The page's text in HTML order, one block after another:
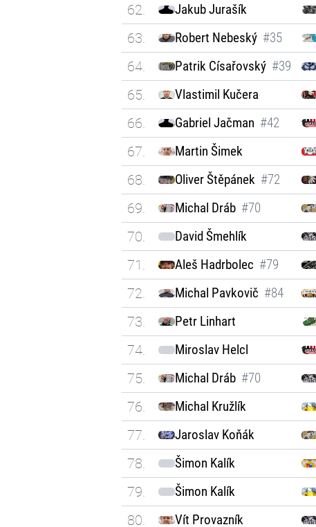
62.
Jakub Jurašík
63.
Robert Nebeský #35
64.
Patrik Císařovský #39
65.
Vlastimil Kučera
66.
Gabriel Jačman #42
67.
Martin Šimek
68.
Oliver Štěpánek #72
69.
Michal Dráb #70
70.
David Šmehlík
71.
Aleš Hadrbolec #79
72.
Michal Pavkovič #84
73.
Petr Linhart
74.
Miroslav Helcl
75.
Michal Dráb #70
76.
Michal Kružlík
77.
Jaroslav Koňák
78.
Šimon Kalík
79.
Šimon Kalík
80.
Vít Provazník